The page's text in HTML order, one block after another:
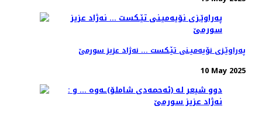
په‌راوێـزی نۆیه‌میـنی تێـكست ... نه‌ژاد عزیز سورمێ
10 May 2025